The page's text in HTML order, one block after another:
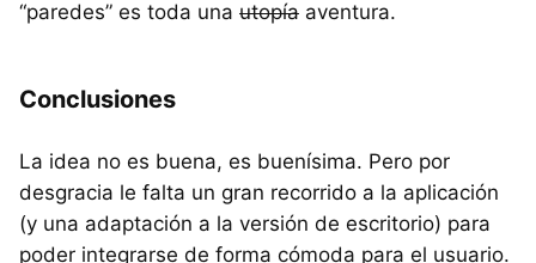
“paredes” es toda una utopía aventura.
Conclusiones
La idea no es buena, es buenísima. Pero por
desgracia le falta un gran recorrido a la aplicación
(y una adaptación a la versión de escritorio) para
poder integrarse de forma cómoda para el usuario.